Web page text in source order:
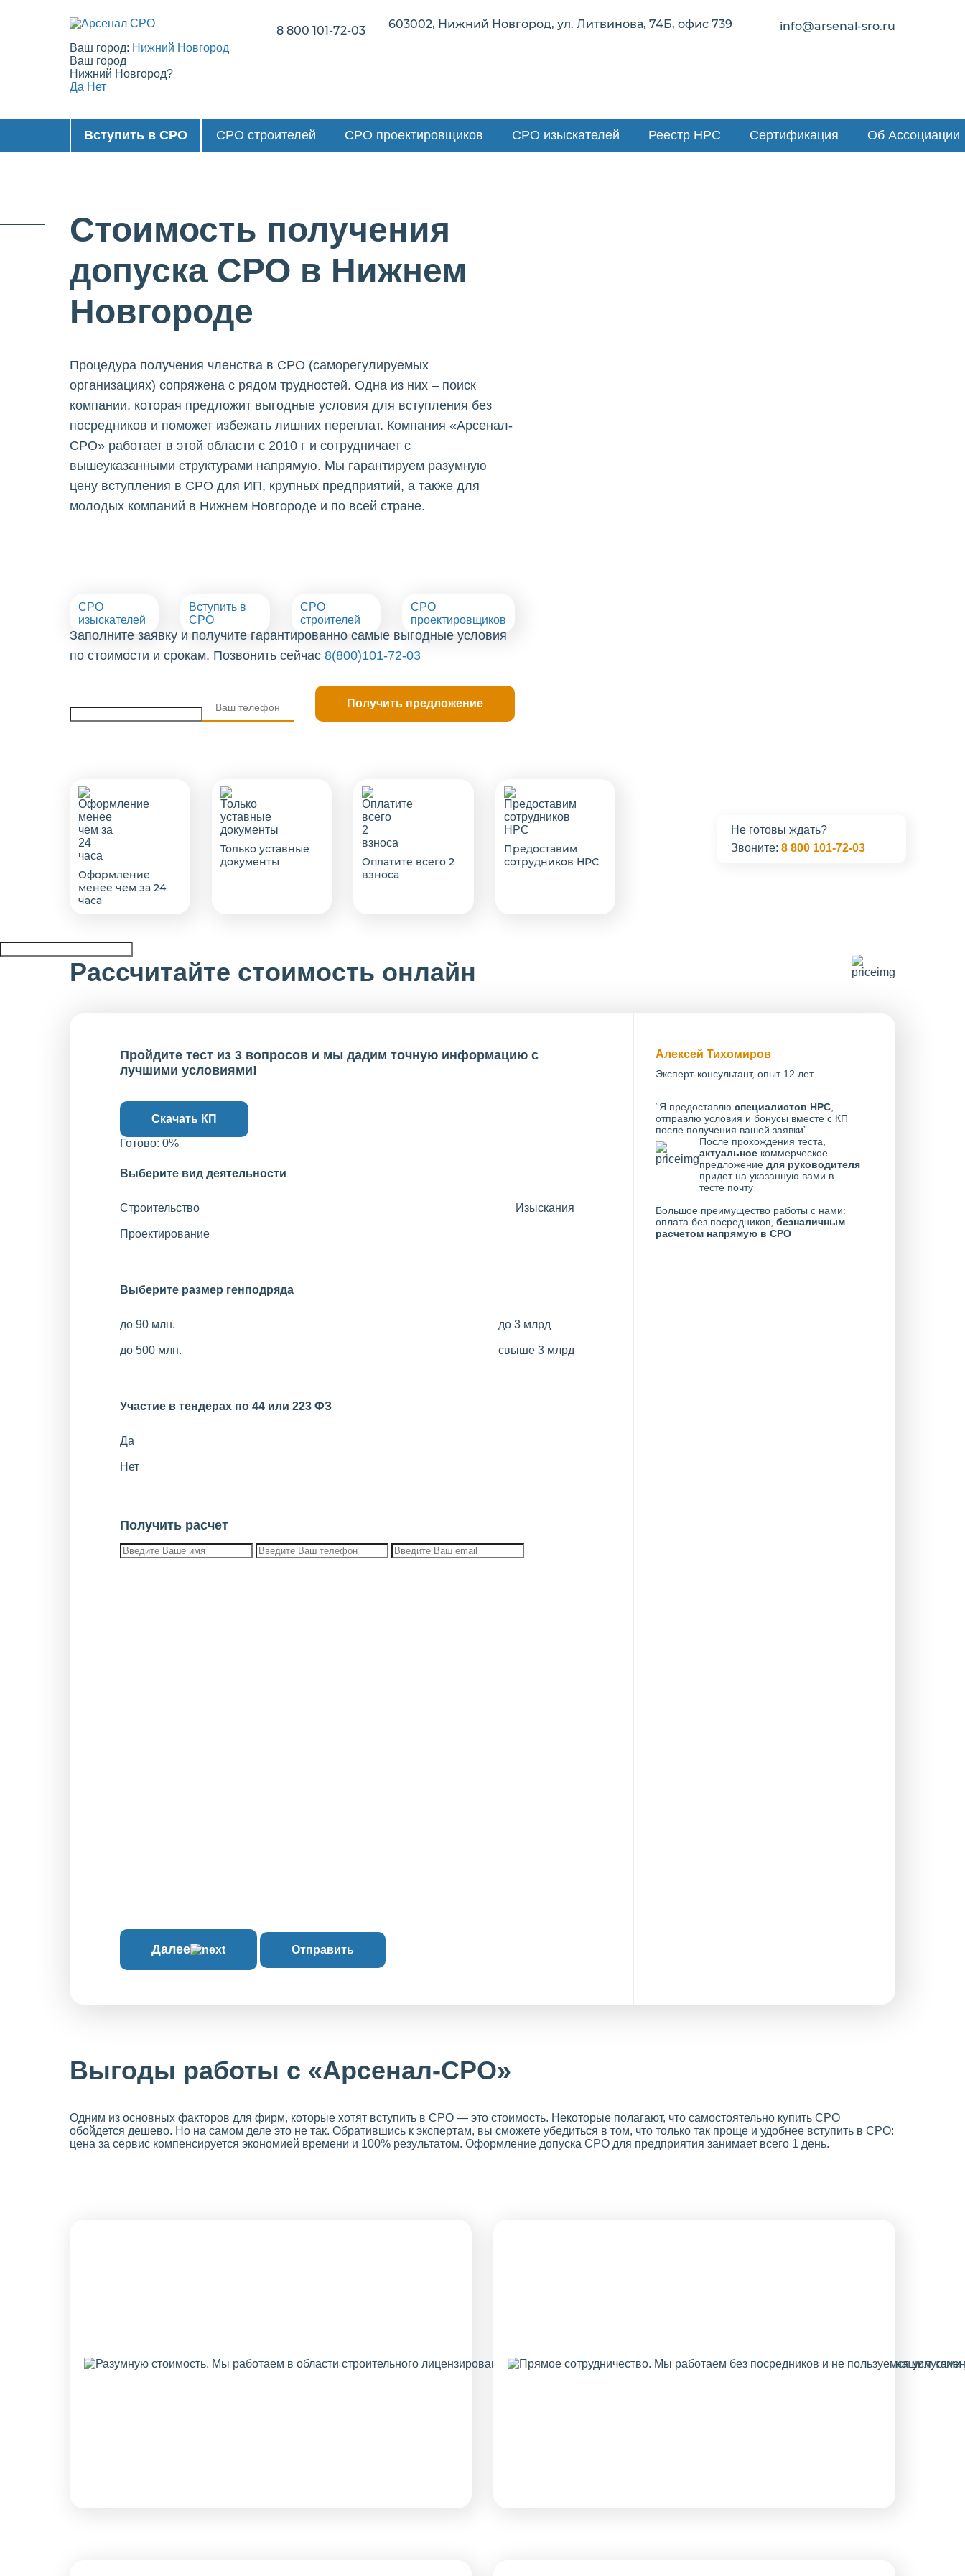
Ваш город: Нижний Новгород
Ваш город
Нижний Новгород?
Да Нет
8 800 101-72-03 603002, Нижний Новгород, ул. Литвинова, 74Б, офис 739 info@arsenal-sro.ru
Вступить в СРО СРО строителей СРО проектировщиков СРО изыскателей Реестр НРС Сертификация Об Ассоциации
Стоимость получения
допуска СРО в Нижнем
Новгороде
Процедура получения членства в СРО (саморегулируемых
организациях) сопряжена с рядом трудностей. Одна из них – поиск
компании, которая предложит выгодные условия для вступления без
посредников и поможет избежать лишних переплат. Компания «Арсенал-
СРО» работает в этой области с 2010 г и сотрудничает с
вышеуказанными структурами напрямую. Мы гарантируем разумную
цену вступления в СРО для ИП, крупных предприятий, а также для
молодых компаний в Нижнем Новгороде и по всей стране.
СРО
изыскателей
Вступить в
СРО
СРО
строителей
СРО
проектировщиков
Заполните заявку и получите гарантированно самые выгодные условия
по стоимости и срокам. Позвонить сейчас 8(800)101-72-03
Не готовы ждать?
Звоните: 8 800 101-72-03
Оформление
менее чем за 24
часа
Только уставные
документы
Оплатите всего 2
взноса
Предоставим
сотрудников НРС
Рассчитайте стоимость онлайн
Пройдите тест из 3 вопросов и мы дадим точную информацию с
лучшими условиями!
Скачать КП
Готово: 0%
Выберите вид деятельности
Строительство
Проектирование
Изыскания
Выберите размер генподряда
до 90 млн.
до 500 млн.
до 3 млрд
свыше 3 млрд
Участие в тендерах по 44 или 223 ФЗ
Да
Нет
Получить расчет
Далее Отправить
Алексей Тихомиров
Эксперт-консультант, опыт 12 лет
“Я предоставлю специалистов НРС,
отправлю условия и бонусы вместе с КП
после получения вашей заявки”
После прохождения теста,
актуальноекоммерческое
предложение для руководителя
придет на указанную вами в
тесте почту
Большое преимущество работы с нами:
оплата без посредников, безналичным
расчетом напрямую в СРО
Выгоды работы с «Арсенал-СРО»
Одним из основных факторов для фирм, которые хотят вступить в СРО — это стоимость. Некоторые полагают, что самостоятельно купить СРО
обойдется дешево. Но на самом деле это не так. Обратившись к экспертам, вы сможете убедиться в том, что только так проще и удобнее вступить в СРО:
цена за сервис компенсируется экономией времени и 100% результатом. Оформление допуска СРО для предприятия занимает всего 1 день.